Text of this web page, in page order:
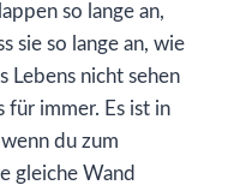
so lange an,
sie so lange an, wie
Lebens nicht sehen
für immer. Es ist in
du zum
gleiche Wand